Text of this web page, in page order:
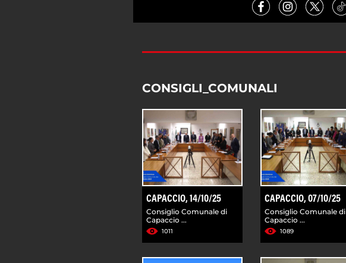
CONSIGLI_COMUNALI
CAPACCIO, 14/10/25
Consiglio Comunale di
Capaccio ...
1011
CAPACCIO, 07/10/25
Consiglio Comunale di
Capaccio ...
1089